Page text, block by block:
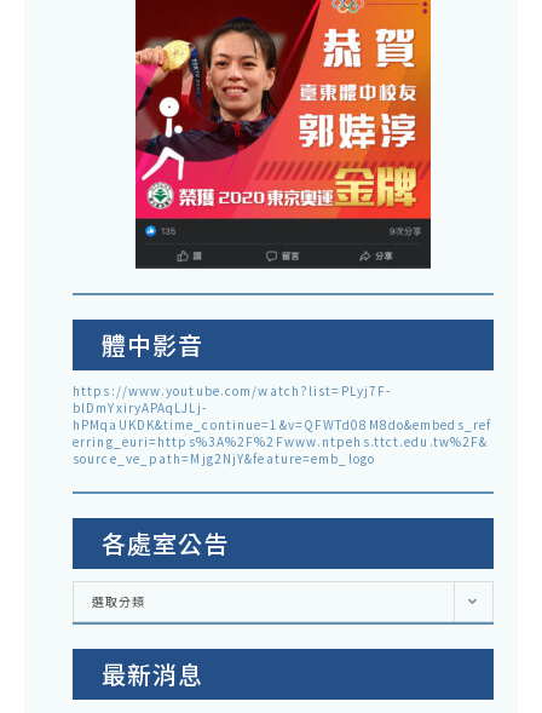
體中影音
https://www.youtube.com/watch?list=PLyj7F-
blDmYxiryAPAqLJLj-
hPMqaUKDK&time_continue=1&v=QFWTd08M8do&embeds_ref
erring_euri=https%3A%2F%2Fwww.ntpehs.ttct.edu.tw%2F&
source_ve_path=Mjg2NjY&feature=emb_logo
各處室公告
各
室
選取分類
最新消息